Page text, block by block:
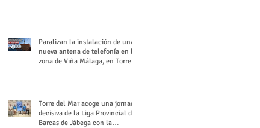
Paralizan la instalación de una
nueva antena de telefonía en la
zona de Viña Málaga, en Torre
Torre del Mar acoge una jornada
decisiva de la Liga Provincial de
Barcas de Jábega con la